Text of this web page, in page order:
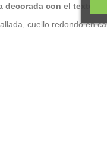
decorada con el texto "
cuello redondo en